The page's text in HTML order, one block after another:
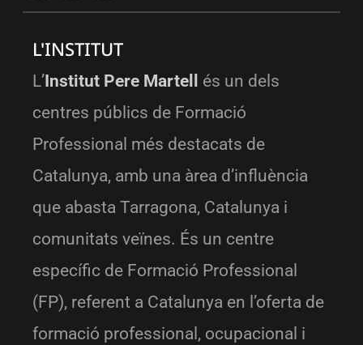
L'INSTITUT
L’Institut Pere Martell
és un dels
centres públics de Formació
Professional més destacats de
Catalunya, amb una àrea d’influència
que abasta Tarragona, Catalunya i
comunitats veïnes. És un centre
específic de Formació Professional
(FP), referent a Catalunya en l’oferta de
formació professional, ocupacional i